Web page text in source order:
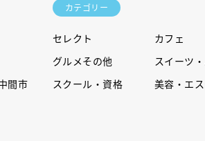
間市
カテゴリー
セレクト カフェ
グルメその他
スイーツ
スクール・資格
美容・エ